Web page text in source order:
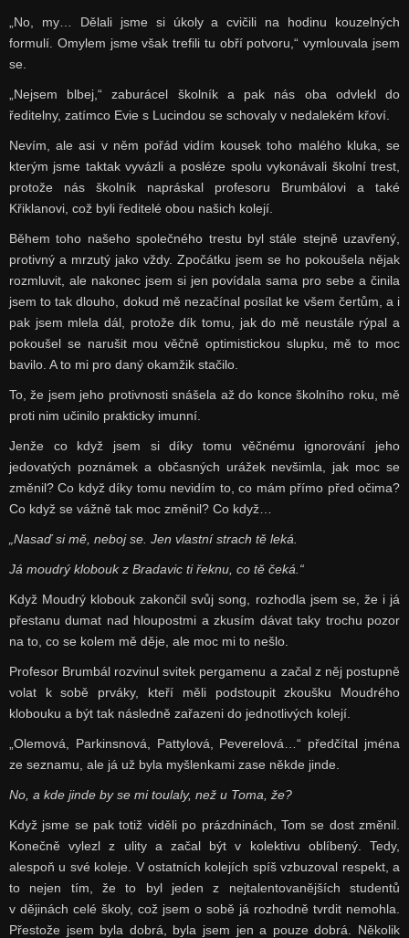
„No, my… Dělali jsme si úkoly a cvičili na hodinu kouzelných
formulí. Omylem jsme však trefili tu obří potvoru,“ vymlouvala jsem
se.
„Nejsem blbej,“ zaburácel školník a pak nás oba odvlekl do
ředitelny, zatímco Evie s Lucindou se schovaly v nedalekém křoví.
Nevím, ale asi v něm pořád vidím kousek toho malého kluka, se
kterým jsme taktak vyvázli a posléze spolu vykonávali školní trest,
protože nás školník napráskal profesoru Brumbálovi a také
Křiklanovi, což byli ředitelé obou našich kolejí.
Během toho našeho společného trestu byl stále stejně uzavřený,
protivný a mrzutý jako vždy. Zpočátku jsem se ho pokoušela nějak
rozmluvit, ale nakonec jsem si jen povídala sama pro sebe a činila
jsem to tak dlouho, dokud mě nezačínal posílat ke všem čertům, a i
pak jsem mlela dál, protože dík tomu, jak do mě neustále rýpal a
pokoušel se narušit mou věčně optimistickou slupku, mě to moc
bavilo. A to mi pro daný okamžik stačilo.
To, že jsem jeho protivnosti snášela až do konce školního roku, mě
proti nim učinilo prakticky imunní.
Jenže co když jsem si díky tomu věčnému ignorování jeho
jedovatých poznámek a občasných urážek nevšimla, jak moc se
změnil? Co když díky tomu nevidím to, co mám přímo před očima?
Co když se vážně tak moc změnil? Co když…
„Nasaď si mě, neboj se. Jen vlastní strach tě leká.
Já moudrý klobouk z Bradavic ti řeknu, co tě čeká.“
Když Moudrý klobouk zakončil svůj song, rozhodla jsem se, že i já
přestanu dumat nad hloupostmi a zkusím dávat taky trochu pozor
na to, co se kolem mě děje, ale moc mi to nešlo.
Profesor Brumbál rozvinul svitek pergamenu a začal z něj postupně
volat k sobě prváky, kteří měli podstoupit zkoušku Moudrého
klobouku a být tak následně zařazeni do jednotlivých kolejí.
„Olemová, Parkinsnová, Pattylová, Peverelová…“ předčítal jména
ze seznamu, ale já už byla myšlenkami zase někde jinde.
No, a kde jinde by se mi toulaly, než u Toma, že?
Když jsme se pak totiž viděli po prázdninách, Tom se dost změnil.
Konečně vylezl z ulity a začal být v kolektivu oblíbený. Tedy,
alespoň u své koleje. V ostatních kolejích spíš vzbuzoval respekt, a
to nejen tím, že to byl jeden z nejtalentovanějších studentů
v dějinách celé školy, což jsem o sobě já rozhodně tvrdit nemohla.
Přestože jsem byla dobrá, byla jsem jen a pouze dobrá. Několik